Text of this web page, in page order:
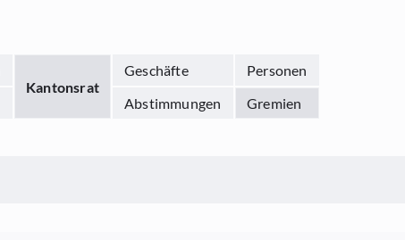
Kantonsrat
Geschäfte
Personen
Abstimmungen Gremien